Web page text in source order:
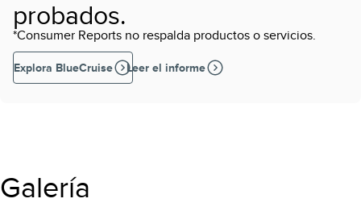
probados.
*Consumer Reports no respalda productos o servicios.
Explora BlueCruise Leer el informe
Galería